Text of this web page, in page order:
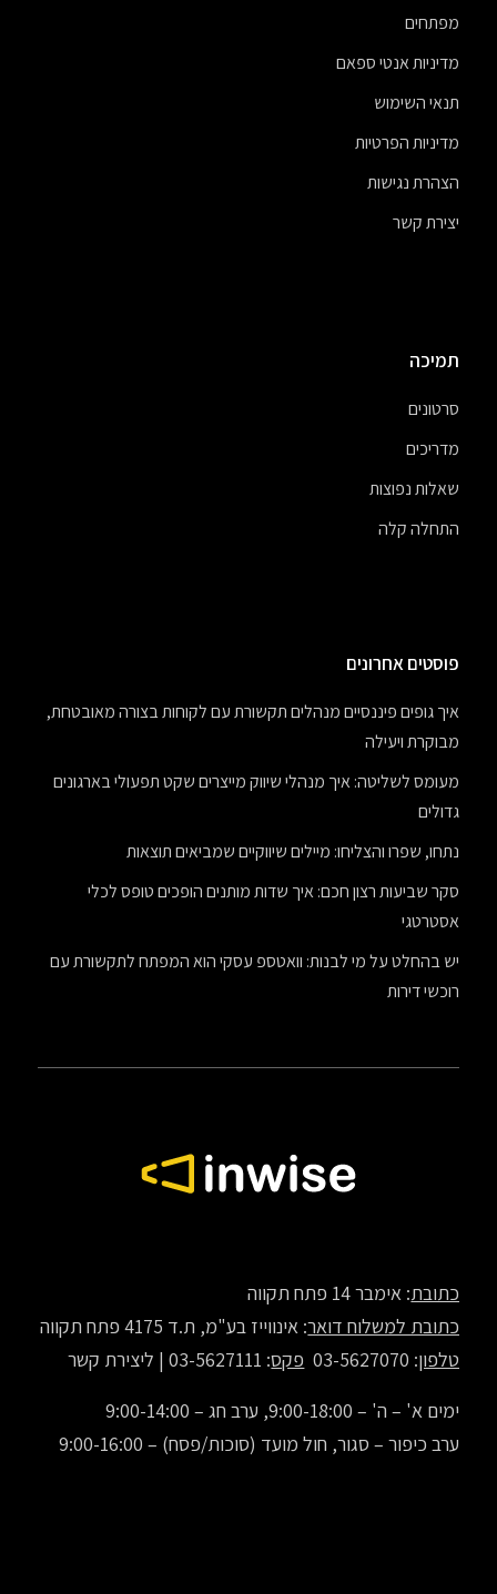
מפתחים
מדיניות אנטי ספאם
תנאי השימוש
מדיניות הפרטיות
הצהרת נגישות
יצירת קשר
תמיכה
סרטונים
מדריכים
שאלות נפוצות
התחלה קלה
פוסטים אחרונים
איך גופים פיננסיים מנהלים תקשורת עם לקוחות בצורה מאובטחת,
מבוקרת ויעילה
מעומס לשליטה: איך מנהלי שיווק מייצרים שקט תפעולי בארגונים
גדולים
נתחו, שפרו והצליחו: מיילים שיווקיים שמביאים תוצאות
סקר שביעות רצון חכם: איך שדות מותנים הופכים טופס לכלי
אסטרטגי
יש בהחלט על מי לבנות: וואטספ עסקי הוא המפתח לתקשורת עם
רוכשי דירות
כתובת: אימבר 14 פתח תקווה
כתובת למשלוח דואר: אינווייז בע"מ, ת.ד 4175 פתח תקווה
טלפון: 03-5627070 פקס: 03-5627111 |
ליצירת קשר
ימים א' – ה' – 9:00-18:00, ערב חג – 9:00-14:00
ערב כיפור – סגור, חול מועד (סוכות/פסח) – 9:00-16:00